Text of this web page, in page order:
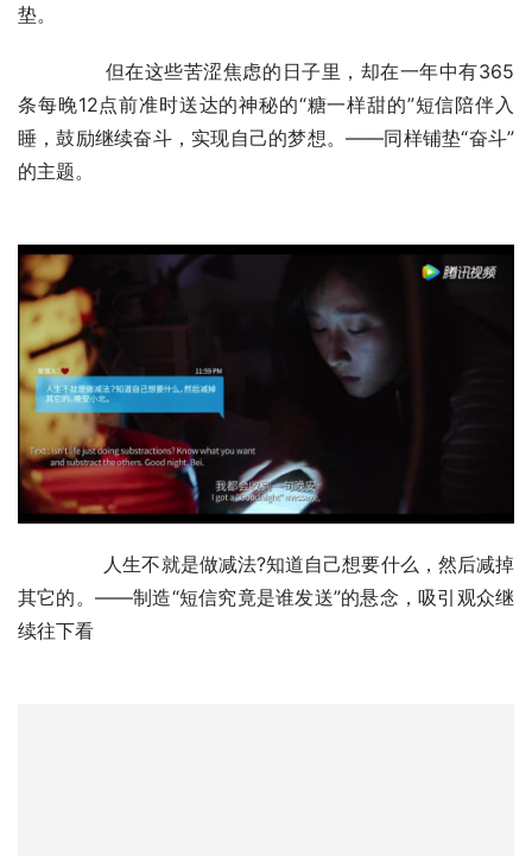
垫。
条每晚12点前准时送达的神秘的“糖一样甜的”短信陪伴入
睡，鼓励继续奋斗，实现自己的梦想。——同样铺垫“奋斗”
的主题。
其它的。——制造“短信究竟是谁发送”的悬念，吸引观众继
续往下看